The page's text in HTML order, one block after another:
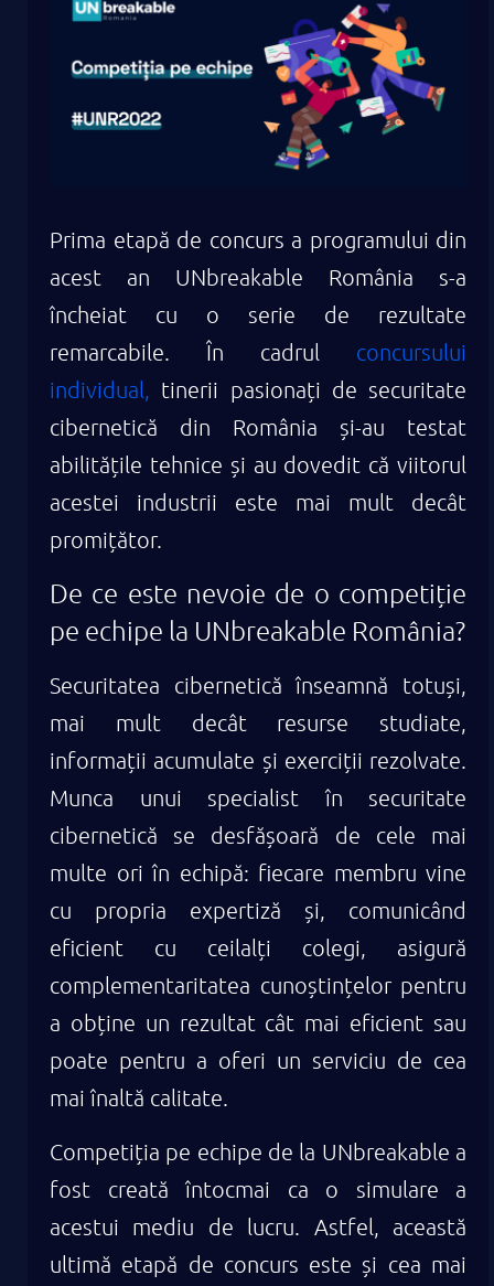
Prima etapă de concurs a programului din
acest an UNbreakable România s-a
încheiat cu o serie de rezultate
remarcabile. În cadrul concursului
individual, tinerii pasionați de securitate
cibernetică din România și-au testat
abilitățile tehnice și au dovedit că viitorul
acestei industrii este mai mult decât
promițător.
De ce este nevoie de o competiție
pe echipe la UNbreakable România?
Securitatea cibernetică înseamnă totuși,
mai mult decât resurse studiate,
informații acumulate și exerciții rezolvate.
Munca unui specialist în securitate
cibernetică se desfășoară de cele mai
multe ori în echipă: fiecare membru vine
cu propria expertiză și, comunicând
eficient cu ceilalți colegi, asigură
complementaritatea cunoștințelor pentru
a obține un rezultat cât mai eficient sau
poate pentru a oferi un serviciu de cea
mai înaltă calitate.
Competiția pe echipe de la UNbreakable a
fost creată întocmai ca o simulare a
acestui mediu de lucru. Astfel, această
ultimă etapă de concurs este și cea mai